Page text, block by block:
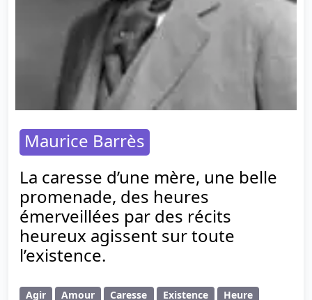
Maurice Barrès
La caresse d’une mère, une belle
promenade, des heures
émerveillées par des récits
heureux agissent sur toute
l’existence.
Agir Amour Caresse Existence Heure